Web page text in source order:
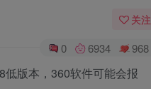
关注
0 6934 968
版本，360软件可能会报